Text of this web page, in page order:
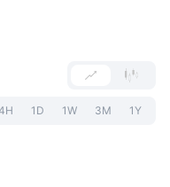
1D 1W 3M 1Y